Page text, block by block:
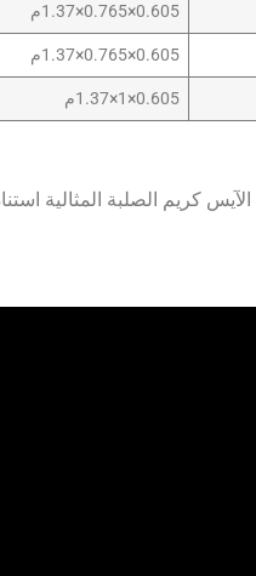
0.605×0.765×1.37م
0.605×0.765×1.37م
0.605×1×1.37م
كريم الصلبة المثالية